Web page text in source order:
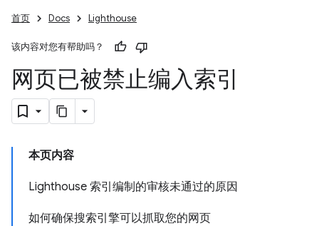
首页 Docs Lighthouse
该内容对您有帮助吗？
网页已被禁止编入索引
本页内容
Lighthouse 索引编制的审核未通过的原因
如何确保搜索引擎可以抓取您的网页